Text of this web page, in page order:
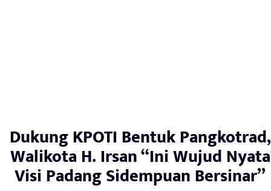
Dukung KPOTI Bentuk Pangkotrad,
Walikota H. Irsan “Ini Wujud Nyata
Visi Padang Sidempuan Bersinar”